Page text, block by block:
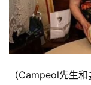
（Campeol先生和